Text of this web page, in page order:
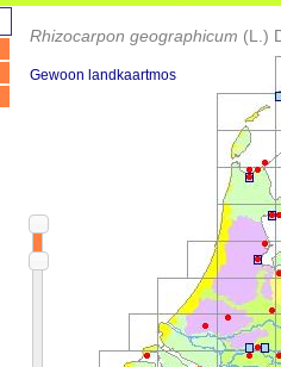
Rhizocarpon geographicum (L.)
Gewoon landkaartmos